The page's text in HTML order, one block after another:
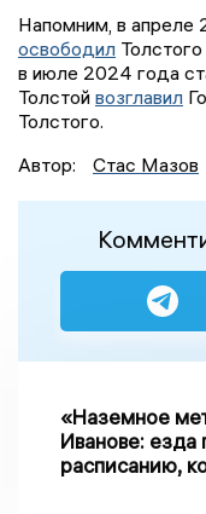
Напомним, в
освободил
в июле 2024 года
Толстой возглавил
Толстого.
Автор:
Стас Мазов
«Наземное
Иванове: езда
расписанию,